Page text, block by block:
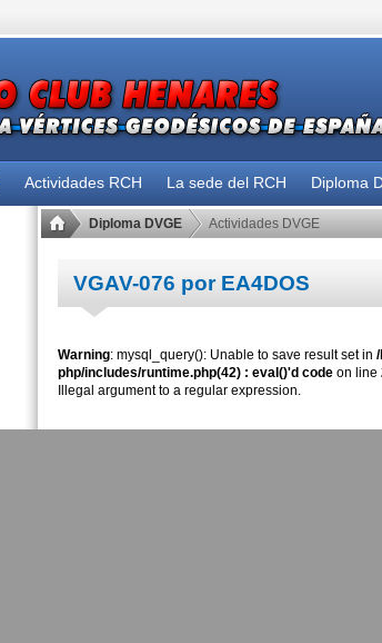
Actividades RCH La sede del RCH Diploma
Diploma DVGE Actividades DVGE
VGAV-076 por EA4DOS
Warning: mysql_query(): Unable to save result set in
php/includes/runtime.php(42) : eval()'d codeon line
Illegal argument to a regular expression.